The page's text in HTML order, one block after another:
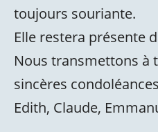
toujours souriante.
Elle restera présente
Nous transmettons à
sincères
Edith, Claude,